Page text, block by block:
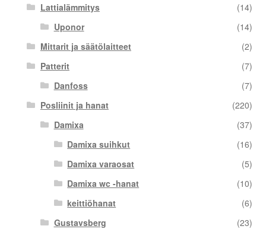
Lattialämmitys
(14)
Uponor
(14)
Mittarit ja säätölaitteet
(2)
Patterit
(7)
Danfoss
(7)
Posliinit ja hanat
(220)
Damixa
(37)
Damixa suihkut
(16)
Damixa varaosat
(5)
Damixa wc -hanat
(10)
keittiöhanat
(6)
Gustavsberg
(23)